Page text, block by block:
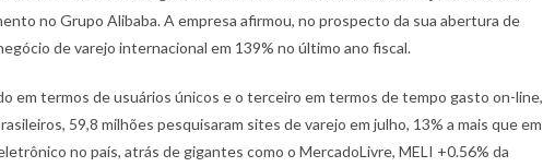
no Grupo Alibaba. A empresa afirmou, no prospecto da sua abertura de
de varejo internacional em 139% no último ano fiscal.
em termos de usuários únicos e o terceiro em termos de tempo gasto on-line,
59,8 milhões pesquisaram sites de varejo em julho, 13% a mais que em
no país, atrás de gigantes como o MercadoLivre, MELI +0.56% da